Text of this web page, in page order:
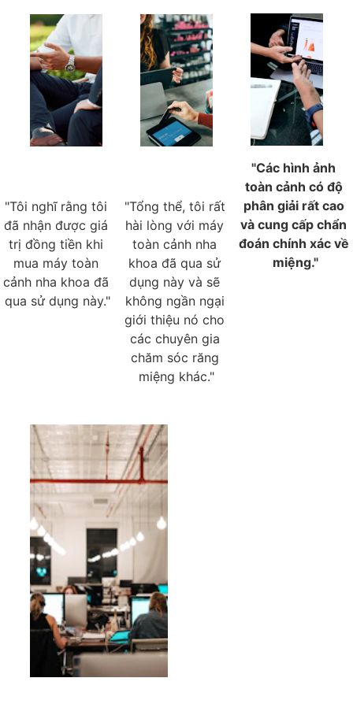
"Tôi nghĩ rằng tôi
đã nhận được giá
trị đồng tiền khi
mua máy toàn
cảnh nha khoa đã
qua sử dụng này."
"Tổng thể, tôi rất
hài lòng với máy
toàn cảnh nha
khoa đã qua sử
dụng này và sẽ
không ngần ngại
giới thiệu nó cho
các chuyên gia
chăm sóc răng
miệng khác."
"Các hình ảnh
toàn cảnh có độ
phân giải rất cao
và cung cấp chẩn
đoán chính xác về
miệng."